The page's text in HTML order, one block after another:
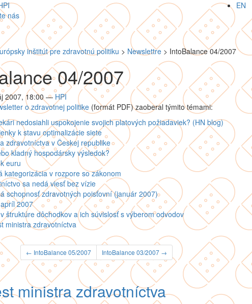
nás
EN
inštitút pre zdravotnú politiku > Newslettre> IntoBalance 04/2007
04/2007
2007, 18:00 — HPI
o zdravotnej politike(formát PDF) zaoberal týmito témami:
nedosiahli uspokojenie svojich platových požiadaviek? (HN blog)
k stavu optimalizácie siete
zdravotníctva v Českej republike
kladný hospodársky výsledok?
euru
kategorizácia v rozpore so zákonom
sa nedá viesť bez vízie
schopnosť zdravotných poisťovní (január 2007)
2007
štruktúre dôchodkov a ich súvislosť s výberom odvodov
ministra zdravotníctva
← IntoBalance 05/2007 IntoBalance 03/2007 →
ministra zdravotníctva